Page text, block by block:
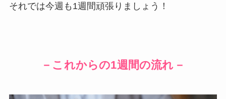
それでは今週も1週間頑張りましょう！
－これからの1週間の流れ－